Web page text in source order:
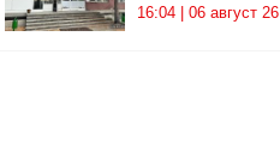
16:04 | 06 август 26